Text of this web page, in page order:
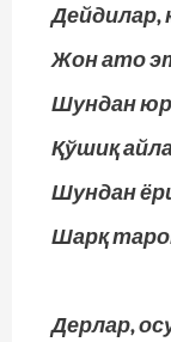
Дейдилар,
Жон ато
Шундан
Қўшиқ
Шундан
Шарқ
Дерлар,